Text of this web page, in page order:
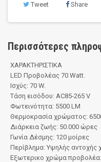
Tweet Share
Περισσότερες
ΧΑΡΑΚΤΗΡΙΣΤΙΚΑ
LED Προβολέας 70 Watt.
Ισχύς: 70 W.
Τάση εισόδου: AC85-265 V
Φωτεινότητα: 5500 LΜ
Θερμοκρασία χρώματος:
Διάρκεια ζωής: 50.000 ώρες
Γωνία Δέσμης: 120 μοίρες
Περίβλημα: Υψηλής αντοχής
Εξωτερικο χρώμα προβολέα: